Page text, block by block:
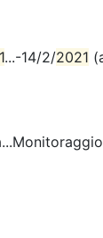
...-14/2/2021